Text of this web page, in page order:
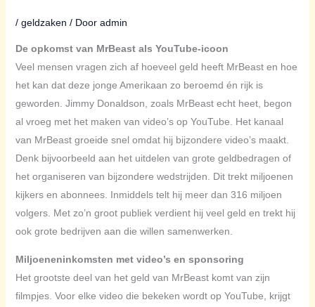
/ geldzaken / Door admin
De opkomst van MrBeast als YouTube-icoon
Veel mensen vragen zich af hoeveel geld heeft MrBeast en hoe
het kan dat deze jonge Amerikaan zo beroemd én rijk is
geworden. Jimmy Donaldson, zoals MrBeast echt heet, begon
al vroeg met het maken van video’s op YouTube. Het kanaal
van MrBeast groeide snel omdat hij bijzondere video’s maakt.
Denk bijvoorbeeld aan het uitdelen van grote geldbedragen of
het organiseren van bijzondere wedstrijden. Dit trekt miljoenen
kijkers en abonnees. Inmiddels telt hij meer dan 316 miljoen
volgers. Met zo’n groot publiek verdient hij veel geld en trekt hij
ook grote bedrijven aan die willen samenwerken.
Miljoeneninkomsten met video’s en sponsoring
Het grootste deel van het geld van MrBeast komt van zijn
filmpjes. Voor elke video die bekeken wordt op YouTube, krijgt